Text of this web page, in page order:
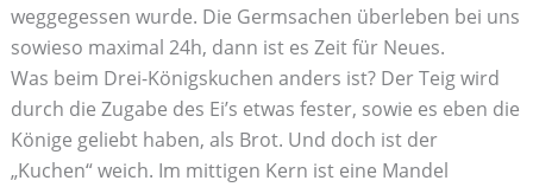
weggegessen wurde. Die Germsachen überleben bei uns
sowieso maximal 24h, dann ist es Zeit für Neues.
Was beim Drei-Königskuchen anders ist? Der Teig wird
durch die Zugabe des Ei’s etwas fester, sowie es eben die
Könige geliebt haben, als Brot. Und doch ist der
„Kuchen“ weich. Im mittigen Kern ist eine Mandel